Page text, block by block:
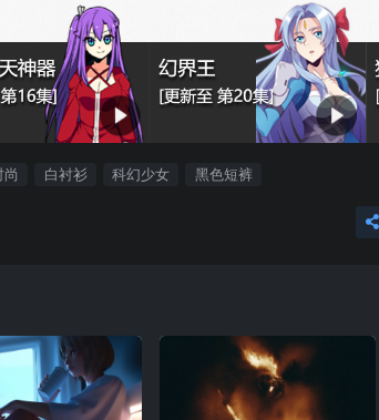
尚 白衬衫 科幻少女 黑色短裤